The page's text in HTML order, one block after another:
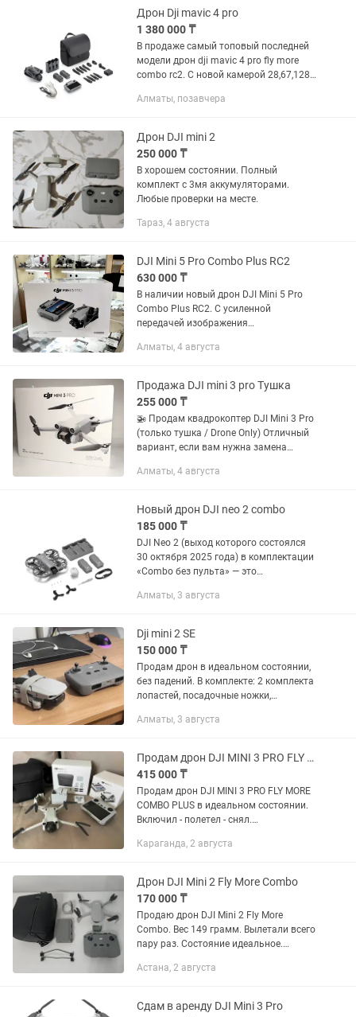
DJI RC...
Дрон Dji mavic 4 pro
1 380 000 ₸
В продаже самый топовый последней
модели дрон dji mavic 4 pro fly more
combo rc2. С новой камерой 28,67,128
так же имееются дроны, экшн-камеры
Алматы, позавчера
Дрон DJI mini 2
250 000 ₸
В хорошем состоянии. Полный
комплект с 3мя аккумуляторами.
Любые проверки на месте.
Тараз, 4 августа
DJI Mini 5 Pro Combo Plus RC2
630 000 ₸
В наличии новый дрон DJI Mini 5 Pro
Combo Plus RC2. С усиленной
передачей изображения
Цена: 630.000тг Отправка в регионы
Алматы, 4 августа
Продажа DJI mini 3 pro Тушка
255 000 ₸
🚁 Продам квадрокоптер DJI Mini 3 Pro
(только тушка / Drone Only) Отличный
вариант, если вам нужна замена
либо если у вас уже есть пульт (DJI RC /
Алматы, 4 августа
Новый дрон DJI neo 2 combo
185 000 ₸
DJI Neo 2 (выход которого состоялся
30 октября 2025 года) в комплектации
«Combo без пульта» — это
ориентированный на управление
Главным...
Алматы, 3 августа
Dji mini 2 SE
150 000 ₸
Продам дрон в идеальном состоянии,
без падений. В комплекте: 2 комплекта
лопастей, посадочные ножки,
типов. Коробка имеется. Обмен не
Алматы, 3 августа
Продам дрон DJI MINI 3 PRO FLY MORE COMBO PLUS
415 000 ₸
Продам дрон DJI MINI 3 PRO FLY MORE
COMBO PLUS в идеальном состоянии.
Включил - полетел - снял.
увеличенные батарейки, сумка. В
Караганда, 2 августа
Дрон DJI Mini 2 Fly More Combo
170 000 ₸
Продаю дрон DJI Mini 2 Fly More
Combo. Вес 149 грамм. Вылетали всего
пару раз. Состояние идеальное.
Полный комплект: есть 3 батареи, а
Астана, 2 августа
Сдам в аренду DJI Mini 3 Pro